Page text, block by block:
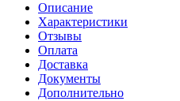
Описание
Характеристики
Отзывы
Оплата
Доставка
Документы
Дополнительно